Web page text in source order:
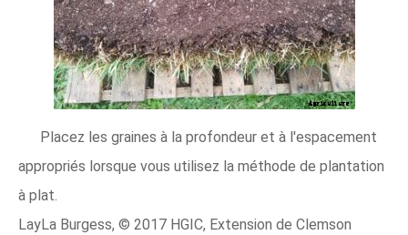
Placez les graines à la profondeur et à l'espacement
appropriés lorsque vous utilisez la méthode de plantation
à plat.
LayLa Burgess, © 2017 HGIC, Extension de Clemson